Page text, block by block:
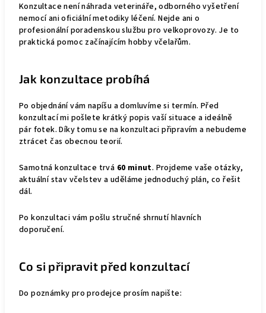
Konzultace není náhrada veterináře, odborného vyšetření
nemocí ani oficiální metodiky léčení. Nejde ani o
profesionální poradenskou službu pro velkoprovozy. Je to
praktická pomoc začínajícím hobby včelařům.
Jak konzultace probíhá
Po objednání vám napíšu a domluvíme si termín. Před
konzultací mi pošlete krátký popis vaší situace a ideálně
pár fotek. Díky tomu se na konzultaci připravím a nebudeme
ztrácet čas obecnou teorií.
Samotná konzultace trvá 60 minut. Projdeme vaše otázky,
aktuální stav včelstev a uděláme jednoduchý plán, co řešit
dál.
Po konzultaci vám pošlu stručné shrnutí hlavních
doporučení.
Co si připravit před konzultací
Do poznámky pro prodejce prosím napište: